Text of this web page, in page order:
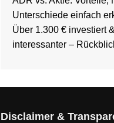
Unterschiede einfach
Über 1.300 € investiert
interessanter –
Disclaimer &